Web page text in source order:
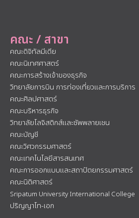
คณะ / สาขา
คณะดิจิทัลมีเดีย
คณะนิเทศศาสตร์
คณะการสร้างเจ้าของธุรกิจ
วิทยาลัยการบิน การท่องเที่ยวและการบริการ
คณะศิลปศาสตร์
คณะบริหารธุรกิจ
วิทยาลัยโลจิสติกส์และซัพพลายเชน
คณะบัญชี
คณะวิศวกรรมศาสตร์
คณะเทคโนโลยีสารสนเทศ
คณะการออกแบบและสถาปัตยกรรมศาสตร์
คณะนิติศาสตร์
Sripatum University International College
ปริญญาโท-เอก